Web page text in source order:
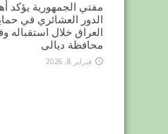
مفتي الجمهورية يؤكد
الدور العشائري في
العراق خلال استقباله
محافظة ديالى
فبراير 8, 2026